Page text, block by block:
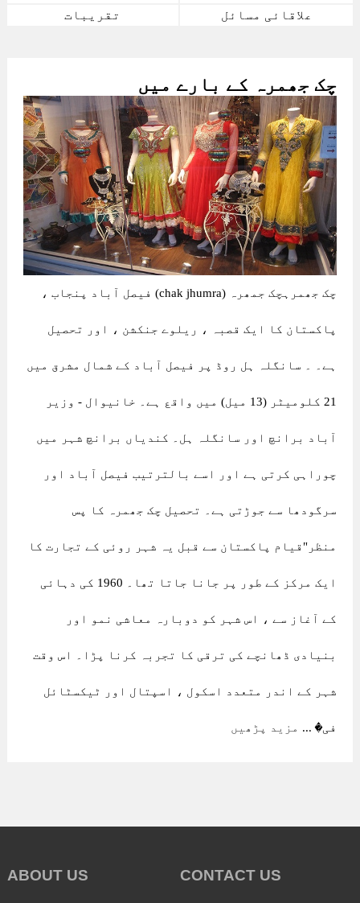
علاقائی مسائل
تقریبات
چک جھمرہ کے بارے میں
چک جھمرہچک جمھرہ (chak jhumra) فیصل آباد پنجاب ،
پاکستان کا ایک قصبہ ، ریلوے جنکشن ، اور تحصیل
ہے۔ ۔ سانگلہ ہل روڈ پر فیصل آباد کے شمال مشرق میں
21 کلومیٹر (13 میل) میں واقع ہے۔ خانیوال - وزیر
آباد برانچ اور سانگلہ ہل۔ کندیاں برانچ شہر میں
چوراہی کرتی ہے اور اسے بالترتیب فیصل آباد اور
سرگودھا سے جوڑتی ہے۔ تحصیل چک جھمرہ کا پس
منظر"قیام پاکستان سے قبل یہ شہر روئی کے تجارت کا
ایک مرکز کے طور پر جانا جاتا تھا۔ 1960 کی دہائی
کے آغاز سے ، اس شہر کو دوبارہ معاشی نمو اور
بنیادی ڈھانچے کی ترقی کا تجربہ کرنا پڑا۔ اس وقت
شہر کے اندر متعدد اسکول ، اسپتال اور ٹیکسٹائل
فی� ... مزید پڑھیں
ABOUT US CONTACT US